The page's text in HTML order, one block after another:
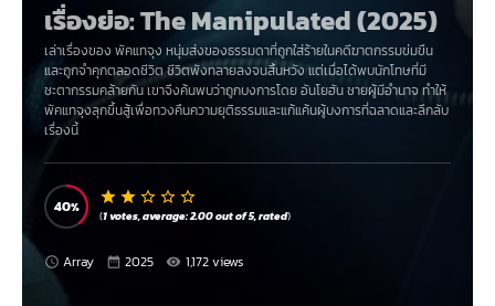
เรื่องย่อ: The Manipulated (2025)
เล่าเรื่องของ พัคแทจุง หนุ่มส่งของธรรมดาที่ถูกใส่ร้ายในคดีฆาตกรรมข่มขืน
และถูกจำคุกตลอดชีวิต ชีวิตพังทลายลงจนสิ้นหวัง แต่เมื่อได้พบนักโทษที่มี
ชะตากรรมคล้ายกัน เขาจึงค้นพบว่าถูกบงการโดย อันโยฮัน ชายผู้มีอำนาจ ทำให้
พัคแทจุงลุกขึ้นสู้เพื่อทวงคืนความยุติธรรมและแก้แค้นผู้บงการที่ฉลาดและลึกลับ
เรื่องนี้
40 (1votes, average:2.00out of 5,rated)
Array 2025 1,172 views